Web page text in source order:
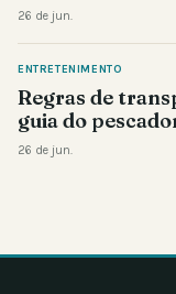
26 de jun.
ENTRETENIMENTO
Regras de
guia do
26 de jun.